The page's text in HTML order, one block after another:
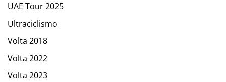
UAE Tour 2025
Ultraciclismo
Volta 2018
Volta 2022
Volta 2023